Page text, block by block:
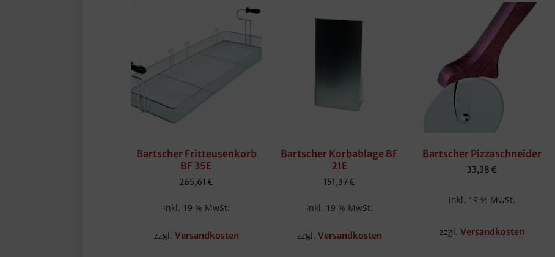
Bartscher Fritteusenkorb
BF 35E
265,61 €
inkl. 19 % MwSt.
zzgl. Versandkosten
Bartscher Korbablage BF
21E
151,37€
inkl. 19 % MwSt.
zzgl. Versandkosten
Bartscher Pizzaschneider
33,38 €
inkl. 19 % MwSt.
zzgl.Versandkosten